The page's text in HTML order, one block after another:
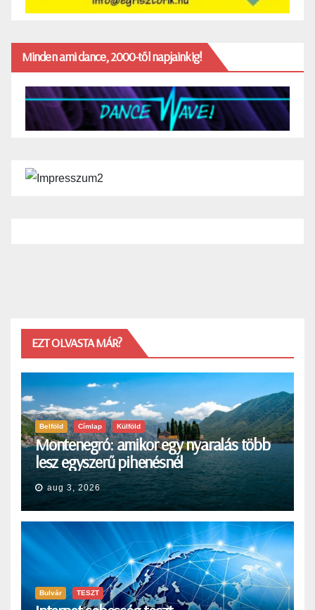
Minden ami dance, 2000-től napjainkig!
EZT OLVASTA MÁR?
Belföld Címlap Külföld
Montenegró: amikor egy nyaralás több
lesz egyszerű pihenésnél
aug 3, 2026
Bulvár TESZT